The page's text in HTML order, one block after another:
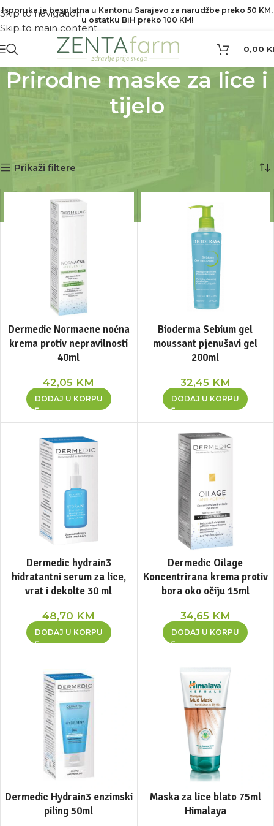
Skip to navigation
Skip to main content
Isporuka je besplatna u Kantonu Sarajevo za narudžbe preko 50 KM,
u ostatku BiH preko 100 KM!
0,00
Prirodne maske za lice i
tijelo
Prikaži filtere
Dermedic Normacne noćna
krema protiv nepravilnosti
40ml
42,05 KM
DODAJ U KORPU
Bioderma Sebium gel
moussant pjenušavi gel
200ml
32,45 KM
DODAJ U KORPU
Dermedic hydrain3
hidratantni serum za lice,
vrat i dekolte 30 ml
48,70 KM
DODAJ U KORPU
Dermedic Oilage
Koncentrirana krema protiv
bora oko očiju 15ml
34,65 KM
DODAJ U KORPU
Dermedic Hydrain3 enzimski
piling 50ml
Maska za lice blato 75ml
Himalaya